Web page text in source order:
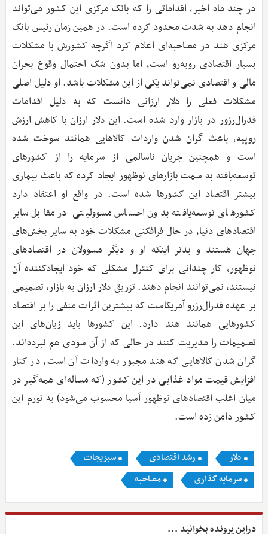
در چند ماه اخیر، اقداماتی را که بانک مرکزی این کشور می‌تواند
انجام دهد به شدت محدود کرده است. در همین زمان رئیس بانک
مرکزی هند در مصاحبه‌ای اعلام کرد اگرچه کشورش با مشکلات
بسیار اقتصادی روبه‌رو است، اما بدون شک احتمال وقوع بحران
مالی و اقتصادی نمی‌تواند یکی از این مشکلات باشد. او دلیل اصلی
مشکلات فعلی را دلار ارزانی دانست که به دلیل اقدامات
فدرال‌رزور در بازار وارد شده است. این دلار ارزان با کاهش ارزش
روپیه، باعث گران شدن واردات کالاهایی همانند سوخت شده
است و همچنین جریان ناسالمی از سرمایه را از کشورهای
توسعه‌یافته به سمت بازارهای نوظهور ایجاد کرده که باعث بیماری
بیشتر اقتصاد این کشورها شده است. در واقع او اعتقاد دارد
کشورهای توسعه‌یافته بدون احساس مسوولیتی در مقابل سایر
اقتصادهای دنیا، در حال فرافکنی مشکلات خود به سایر بخش‌های
جهان هستند و بدتر اینکه او و دیگر مسوولان در اقتصادهای
نوظهور، کار چندانی برای کنترل مشکلی که خود ایجاد‌کننده آن
نیستند، نمی‌توانند انجام دهند. تزریق دلار ارزان به بازار، تصمیمی
بر عهده فدرال‌رزرو آمریکاست که بیشترین اثرات منفی را بر اقتصاد
کشورهایی همانند هند دارد. این کشورها باید زیان‌های این
تصمیمات را مدیریت کنند در حالی که از آن سودی هم نبرده‌اند.
گران شدن کالاهایی که هند مجبور به واردات آن است، در کنار
افزایش قیمت مواد غذایی در این کشور (که مساله‌ای همه‌گیر در
میان اغلب اقتصادهای نوظهور آسیا محسوب می‌شود) به تورم این
کشور دامن زده است.
دلار رشد اقتصادی
سبزیجات
سرمایه گذاری
مصاحبه
دراین پرونده بخوانید ...